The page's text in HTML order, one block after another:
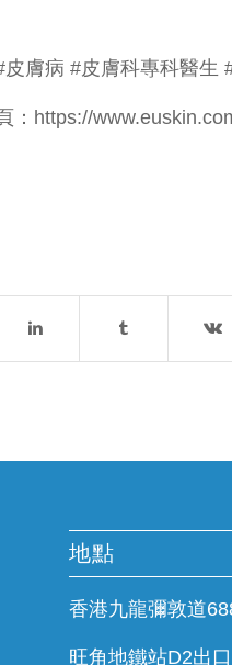
膚病 #皮膚科專科醫生
：https://
地點
香港九龍彌敦道
旺角地鐵站D2出口